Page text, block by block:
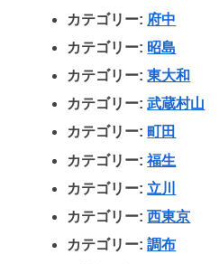
カテゴリー: 府中
カテゴリー: 昭島
カテゴリー:東大和
カテゴリー:武蔵村山
カテゴリー: 町田
カテゴリー:福生
カテゴリー: 立川
カテゴリー:西東京
カテゴリー:調布